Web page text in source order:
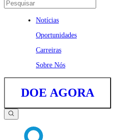
Notícias
Oportunidades
Carreiras
Sobre Nós
DOE AGORA